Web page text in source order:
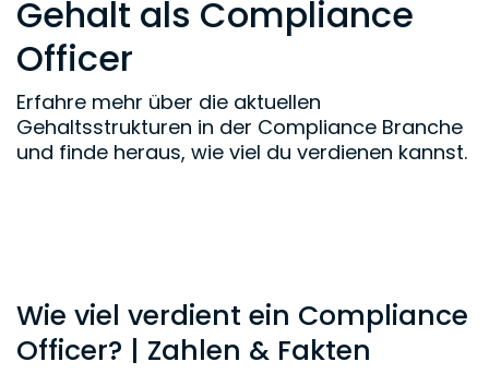
Gehalt als Compliance
Officer
Erfahre mehr über die aktuellen
Gehaltsstrukturen in der Compliance Branche
und finde heraus, wie viel du verdienen kannst.
Wie viel verdient ein Compliance
Officer? | Zahlen & Fakten